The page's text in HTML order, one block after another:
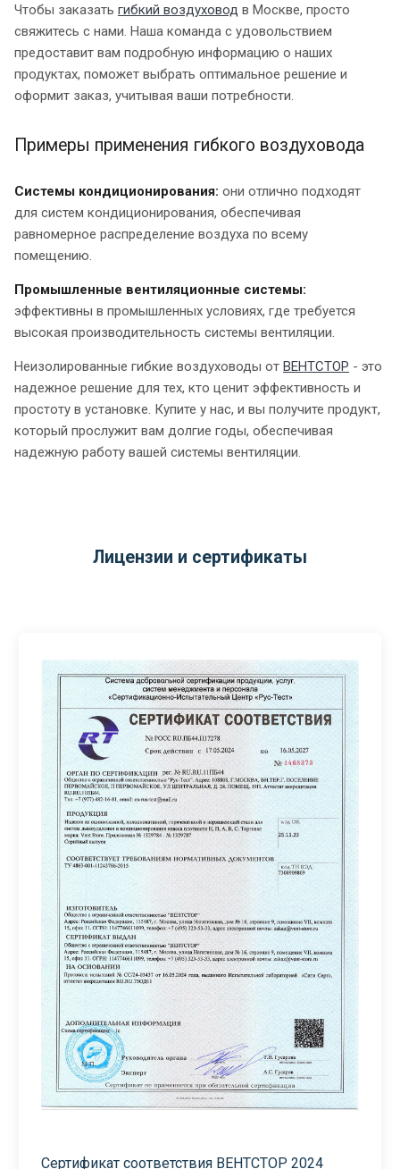
Чтобы заказать гибкий воздуховод в Москве, просто
свяжитесь с нами. Наша команда с удовольствием
предоставит вам подробную информацию о наших
продуктах, поможет выбрать оптимальное решение и
оформит заказ, учитывая ваши потребности.
Примеры применения гибкого воздуховода
Системы кондиционирования: они отлично подходят
для систем кондиционирования, обеспечивая
равномерное распределение воздуха по всему
помещению.
Промышленные вентиляционные системы:
эффективны в промышленных условиях, где требуется
высокая производительность системы вентиляции.
Неизолированные гибкие воздуховоды от ВЕНТСТОР - это
надежное решение для тех, кто ценит эффективность и
простоту в установке. Купите у нас, и вы получите продукт,
который прослужит вам долгие годы, обеспечивая
надежную работу вашей системы вентиляции.
Лицензии и сертификаты
Сертификат соответствия ВЕНТСТОР 2024